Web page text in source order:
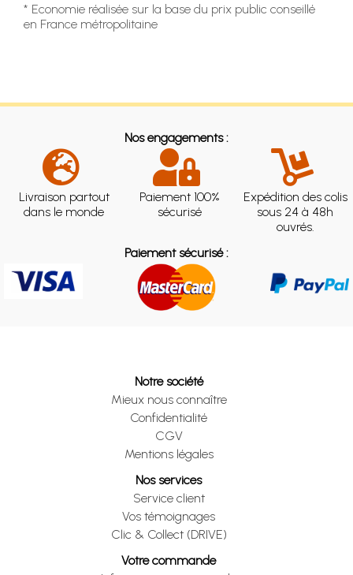
* Economie réalisée sur la base du prix public conseillé
en France métropolitaine
Nos engagements :
Livraison partout
dans le monde
Paiement 100%
sécurisé
Expédition des colis
sous 24 à 48h
ouvrés.
Paiement sécurisé :
Notre société
Mieux nous connaître
Confidentialité
CGV
Mentions légales
Nos services
Service client
Vos témoignages
Clic & Collect (DRIVE)
Votre commande